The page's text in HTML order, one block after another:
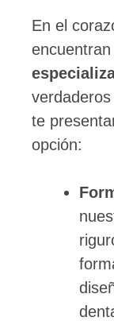
En el
te
opción: